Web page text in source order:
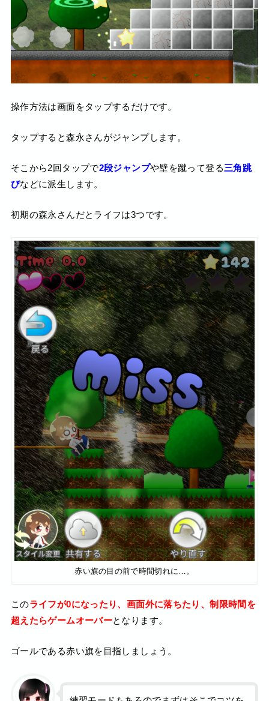
操作方法は画面をタップするだけです。
タップすると森永さんがジャンプします。
そこから2回タップで2段ジャンプや壁を蹴って登る三角跳
びなどに派生します。
初期の森永さんだとライフは3つです。
赤い旗の目の前で時間切れに…。
このライフが0になったり、画面外に落ちたり、制限時間を
超えたらゲームオーバーとなります。
ゴールである赤い旗を目指しましょう。